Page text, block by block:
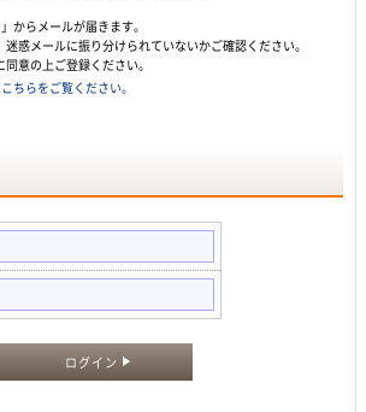
らメールが届きます。
惑メールに振り分けられていないかご確認ください。
意の上ご登録ください。
ちらをご覧ください。
ログイン